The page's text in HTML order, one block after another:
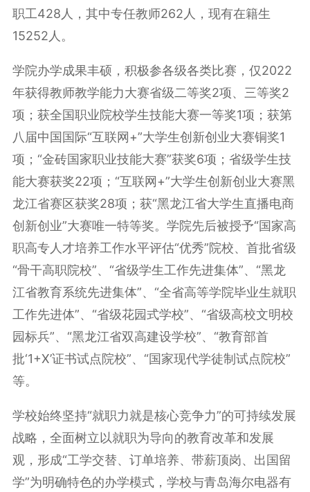
职工428人，其中专任教师262人，现有在籍生
15252人。
学院办学成果丰硕，积极参各级各类比赛，仅2022
年获得教师教学能力大赛省级二等奖2项、三等奖2
项；获全国职业院校学生技能大赛一等奖1项；获第
八届中国国际“互联网+”大学生创新创业大赛铜奖1
项；“金砖国家职业技能大赛”获奖6项；省级学生技
能大赛获奖22项；“互联网+”大学生创新创业大赛黑
龙江省赛区获奖28项；获“黑龙江省大学生直播电商
创新创业”大赛唯一特等奖。学院先后被授予“国家高
职高专人才培养工作水平评估“优秀”院校、首批省级
“骨干高职院校”、“省级学生工作先进集体”、“黑龙
江省教育系统先进集体”、“全省高等学院毕业生就职
工作先进体”、“省级花园式学校”、“省级高校文明校
园标兵”、“黑龙江省双高建设学校”、“教育部首
批‘1+X’证书试点院校”、“国家现代学徒制试点院校”
等。
学校始终坚持“就职力就是核心竞争力”的可持续发展
战略，全面树立以就职为导向的教育改革和发展
观，形成“工学交替、订单培养、带薪顶岗、出国留
学”为明确特色的办学模式，学校与青岛海尔电器有